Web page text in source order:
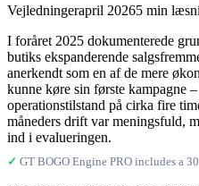
Vejledningerapril 20265 min
I foråret 2025 dokumenterede
butiks ekspanderende
anerkendt som en af ​​de mere
kunne køre sin første kampagne
operationstilstand på cirka fire
måneders drift var meningsfuld,
ind i evalueringen.
✓ GT BOGO Engine PRO includes a